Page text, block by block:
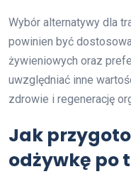
Wybór alternatywy dla
powinien być
żywieniowych oraz
uwzględniać inne
zdrowie i regenerację
Jak
odżywkę po